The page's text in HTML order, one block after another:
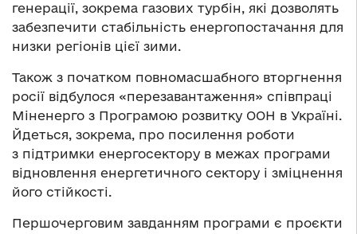
генерації, зокрема газових турбін, які дозволять
забезпечити стабільність енергопостачання для
низки регіонів цієї зими.
Також з початком повномасшабного вторгнення
росії відбулося «перезавантаження» співпраці
Міненерго з Програмою розвитку ООН в Україні.
Йдеться, зокрема, про посилення роботи
з підтримки енергосектору в межах програми
відновлення енергетичного сектору і зміцнення
його стійкості.
Першочерговим завданням програми є проєкти